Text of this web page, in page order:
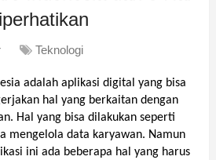
Teknologi
adalah aplikasi digital yang bisa
hal yang berkaitan dengan
Hal yang bisa dilakukan seperti
mengelola data karyawan. Namun
ini ada beberapa hal yang harus